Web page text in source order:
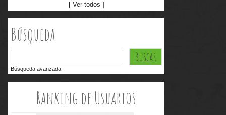
[ Ver todos ]
Búsqueda
Búsqueda avanzada
Ranking de Usuarios